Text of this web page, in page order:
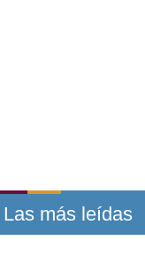
Las más leídas